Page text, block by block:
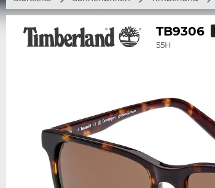
TB9306
55H